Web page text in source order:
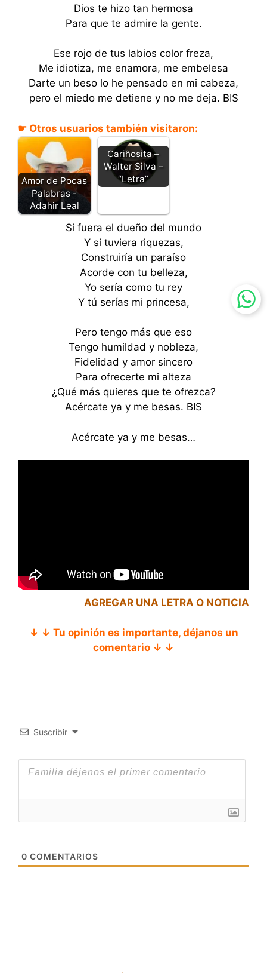
Dios te hizo tan hermosa
Para que te admire la gente.
Ese rojo de tus labios color freza,
Me idiotiza, me enamora, me embelesa
Darte un beso lo he pensado en mi cabeza,
pero el miedo me detiene y no me deja. BIS
☛ Otros usuarios también visitaron:
Amor de Pocas
Palabras -
Adahir Leal
Cariñosita –
Walter Silva –
“Letra”
Si fuera el dueño del mundo
Y si tuviera riquezas,
Construiría un paraíso
Acorde con tu belleza,
Yo sería como tu rey
Y tú serías mi princesa,
Pero tengo más que eso
Tengo humildad y nobleza,
Fidelidad y amor sincero
Para ofrecerte mi alteza
¿Qué más quieres que te ofrezca?
Acércate ya y me besas. BIS
Acércate ya y me besas…
AGREGAR UNA LETRA O NOTICIA
↓ ↓ Tu opinión es importante, déjanos un
comentario ↓ ↓
Suscribir
0 COMENTARIOS